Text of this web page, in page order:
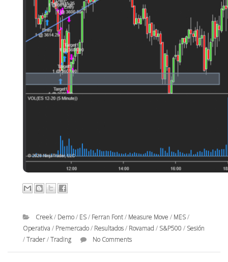
Creek/ Demo/ ES/ Ferran Font/ Measure Move / MES/
Operativa / Premercado/ Resultados/ Rovamad / S&P500 / Sesión
/Trader/Trading No Comments